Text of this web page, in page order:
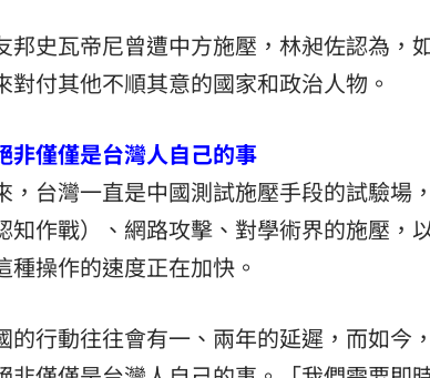
邦史瓦帝尼曾遭中方施壓，林昶佐認為，
付其他不順其意的國家和政治人物。
非僅僅是台灣人自己的事
，台灣一直是中國測試施壓手段的試驗場
知作戰）、網路攻擊、對學術界的施壓，
操作的速度正在加快。
的行動往往會有一、兩年的延遲，而如今